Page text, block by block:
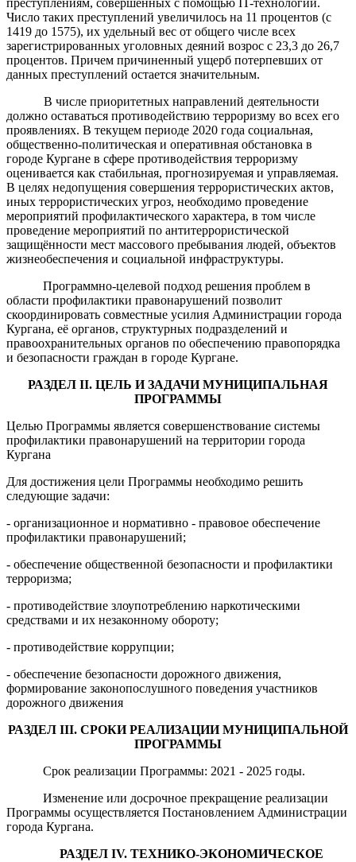
Число таких преступлений увеличилось на 11 процентов (с
1419 до 1575), их удельный вес от общего числе всех
зарегистрированных уголовных деяний возрос с 23,3 до 26,7
процентов. Причем причиненный ущерб потерпевших от
данных преступлений остается значительным.
В числе приоритетных направлений деятельности
должно оставаться противодействию терроризму во всех его
проявлениях. В текущем периоде 2020 года социальная,
общественно-политическая и оперативная обстановка в
городе Кургане в сфере противодействия терроризму
оценивается как стабильная, прогнозируемая и управляемая.
В целях недопущения совершения террористических актов,
иных террористических угроз, необходимо проведение
мероприятий профилактического характера, в том числе
проведение мероприятий по антитеррористической
защищённости мест массового пребывания людей, объектов
жизнеобеспечения и социальной инфраструктуры.
Программно-целевой подход решения проблем в
области профилактики правонарушений позволит
скоординировать совместные усилия Администрации города
Кургана, её органов, структурных подразделений и
правоохранительных органов по обеспечению правопорядка
и безопасности граждан в городе Кургане.
РАЗДЕЛ II. ЦЕЛЬ И ЗАДАЧИМУНИЦИПАЛЬНАЯ
ПРОГРАММЫ
Целью Программы является совершенствование системы
профилактики правонарушений на территории города
Кургана
Для достижения цели Программы необходимо решить
следующие задачи:
- организационное и нормативно - правовое обеспечение
профилактики правонарушений;
- обеспечение общественной безопасности и профилактики
терроризма;
- противодействие злоупотреблению наркотическими
средствами и их незаконному обороту;
- противодействие коррупции;
- обеспечение безопасности дорожного движения,
формирование законопослушного поведения участников
дорожного движения
РАЗДЕЛ III. СРОКИ РЕАЛИЗАЦИИМУНИЦИПАЛЬНОЙ
ПРОГРАММЫ
Срок реализации Программы: 2021 - 2025 годы.
Изменение или досрочное прекращение реализации
Программы осуществляется Постановлением Администрации
города Кургана.
РАЗДЕЛIV. ТЕХНИКО-ЭКОНОМИЧЕСКОЕ